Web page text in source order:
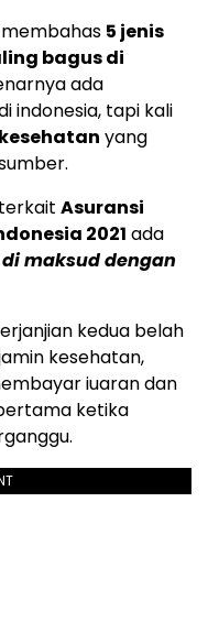
5 jenis
bagus di
ada
indonesia, tapi kali
yang
Asuransi
2021 ada
maksud dengan
kedua belah
kesehatan,
iuaran dan
ketika